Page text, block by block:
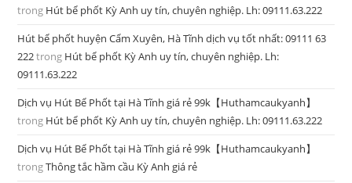
trong Hút bể phốt Kỳ Anh uy tín, chuyên nghiệp. Lh: 09111.63.222
Hút bể phốt huyện Cẩm Xuyên, Hà Tĩnh dịch vụ tốt nhất: 09111 63
222trong Hút bể phốt Kỳ Anh uy tín, chuyên nghiệp. Lh:
09111.63.222
Dịch vụ Hút Bể Phốt tại Hà Tĩnh giá rẻ 99k【Huthamcaukyanh】
trong Hút bể phốt Kỳ Anh uy tín, chuyên nghiệp. Lh: 09111.63.222
Dịch vụ Hút Bể Phốt tại Hà Tĩnh giá rẻ 99k【Huthamcaukyanh】
trongThông tắc hầm cầu Kỳ Anh giá rẻ